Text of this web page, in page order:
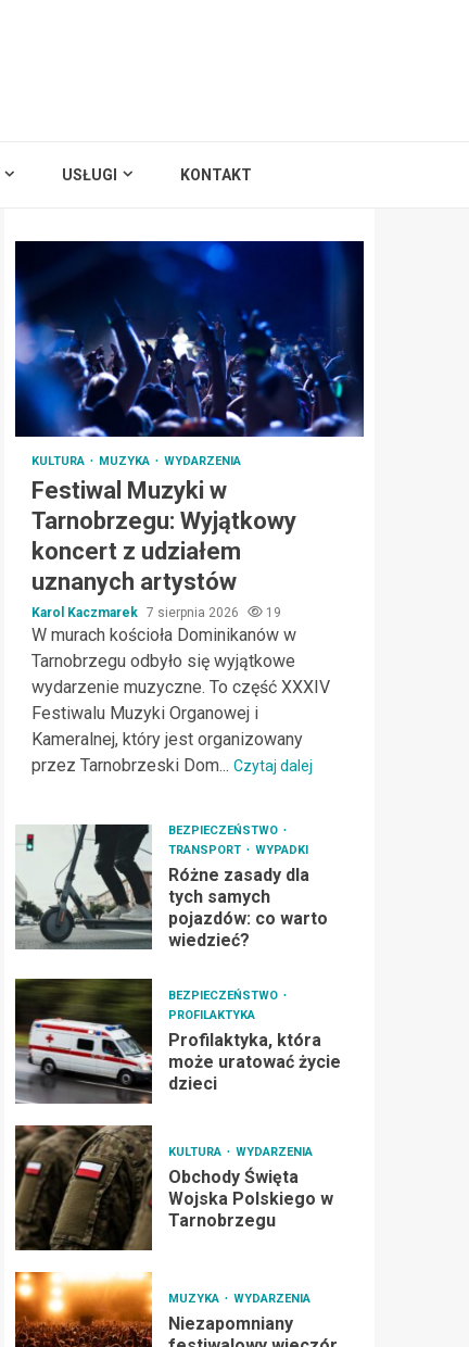
USŁUGI KONTAKT
KULTURA MUZYKA WYDARZENIA
Festiwal Muzyki w
Tarnobrzegu: Wyjątkowy
koncert z udziałem
uznanych artystów
Karol Kaczmarek 7 sierpnia 2026 19
W murach kościoła Dominikanów w
Tarnobrzegu odbyło się wyjątkowe
wydarzenie muzyczne. To część XXXIV
Festiwalu Muzyki Organowej i
Kameralnej, który jest organizowany
przez Tarnobrzeski Dom... Czytaj dalej
BEZPIECZEŃSTWO
TRANSPORT
WYPADKI
Różne zasady dla
tych samych
pojazdów: co warto
wiedzieć?
BEZPIECZEŃSTWO
PROFILAKTYKA
Profilaktyka, która
może uratować życie
dzieci
KULTURA WYDARZENIA
Obchody Święta
Wojska Polskiego w
Tarnobrzegu
MUZYKA WYDARZENIA
Niezapomniany